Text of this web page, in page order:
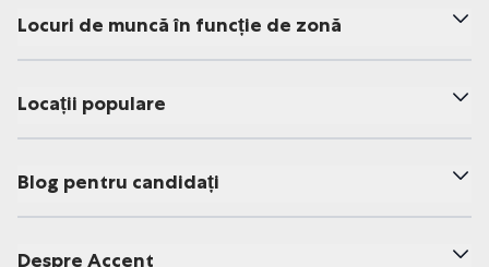
Locuri de muncă în funcție de zonă
Locații populare
Blog pentru candidați
Despre Accent